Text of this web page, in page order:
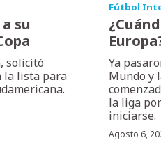
su
solicitó
la lista para
Fútbol
Ya
Mundo y
la liga
iniciarse.
Agosto 6,